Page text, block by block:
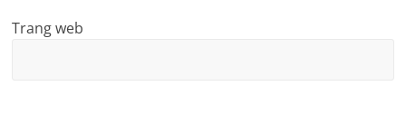
Trang web